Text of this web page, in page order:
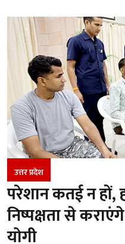
उत्तर प्रदेश
परेशान कतई न हों,
निष्पक्षता से
योगी